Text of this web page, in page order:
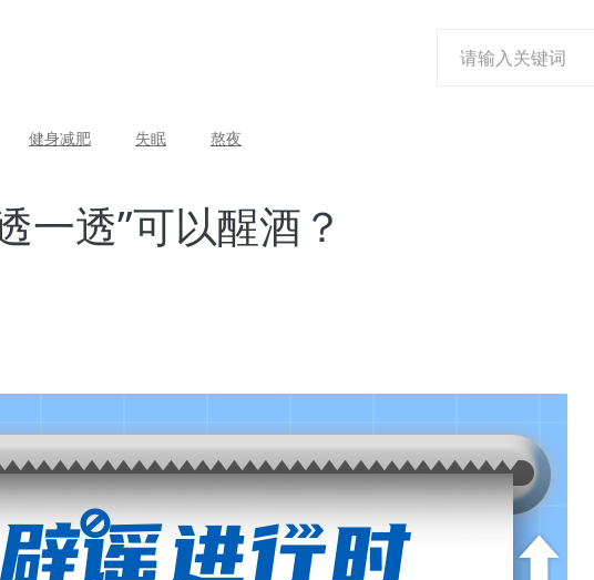
健身减肥 失眠 熬夜
一透”可以醒酒？